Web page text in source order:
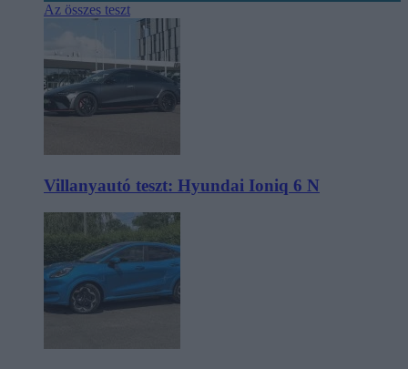
Az összes teszt
Villanyautó teszt: Hyundai Ioniq 6 N